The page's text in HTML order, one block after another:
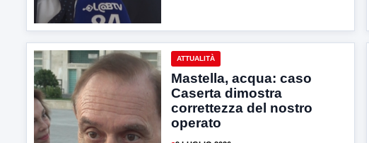
ATTUALITÀ
Mastella, acqua: caso
Caserta dimostra
correttezza del nostro
operato